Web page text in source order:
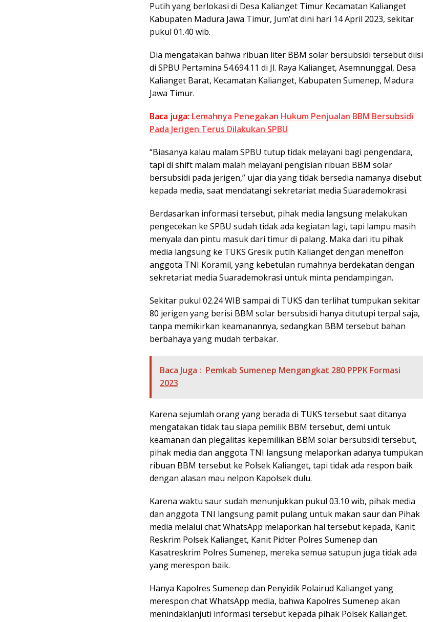
Putih yang berlokasi di Desa Kalianget Timur Kecamatan Kalianget
Kabupaten Madura Jawa Timur, Jum’at dini hari 14 April 2023, sekitar
pukul 01.40 wib.
Dia mengatakan bahwa ribuan liter BBM solar bersubsidi tersebut diisi
di SPBU Pertamina 54.694.11 di Jl. Raya Kalianget, Asemnunggal, Desa
Kalianget Barat, Kecamatan Kalianget, Kabupaten Sumenep, Madura
Jawa Timur.
Baca juga: Lemahnya Penegakan Hukum Penjualan BBM Bersubsidi
Pada Jerigen Terus Dilakukan SPBU
“Biasanya kalau malam SPBU tutup tidak melayani bagi pengendara,
tapi di shift malam malah melayani pengisian ribuan BBM solar
bersubsidi pada jerigen,” ujar dia yang tidak bersedia namanya disebut
kepada media, saat mendatangi sekretariat media Suarademokrasi.
Berdasarkan informasi tersebut, pihak media langsung melakukan
pengecekan ke SPBU sudah tidak ada kegiatan lagi, tapi lampu masih
menyala dan pintu masuk dari timur di palang. Maka dari itu pihak
media langsung ke TUKS Gresik putih Kalianget dengan menelfon
anggota TNI Koramil, yang kebetulan rumahnya berdekatan dengan
sekretariat media Suarademokrasi untuk minta pendampingan.
Sekitar pukul 02.24 WIB sampai di TUKS dan terlihat tumpukan sekitar
80 jerigen yang berisi BBM solar bersubsidi hanya ditutupi terpal saja,
tanpa memikirkan keamanannya, sedangkan BBM tersebut bahan
berbahaya yang mudah terbakar.
Baca Juga : Pemkab Sumenep Mengangkat 280 PPPK Formasi
2023
Karena sejumlah orang yang berada di TUKS tersebut saat ditanya
mengatakan tidak tau siapa pemilik BBM tersebut, demi untuk
keamanan dan plegalitas kepemilikan BBM solar bersubsidi tersebut,
pihak media dan anggota TNI langsung melaporkan adanya tumpukan
ribuan BBM tersebut ke Polsek Kalianget, tapi tidak ada respon baik
dengan alasan mau nelpon Kapolsek dulu.
Karena waktu saur sudah menunjukkan pukul 03.10 wib, pihak media
dan anggota TNI langsung pamit pulang untuk makan saur dan Pihak
media melalui chat WhatsApp melaporkan hal tersebut kepada, Kanit
Reskrim Polsek Kalianget, Kanit Pidter Polres Sumenep dan
Kasatreskrim Polres Sumenep, mereka semua satupun juga tidak ada
yang merespon baik.
Hanya Kapolres Sumenep dan Penyidik Polairud Kalianget yang
merespon chat WhatsApp media, bahwa Kapolres Sumenep akan
menindaklanjuti informasi tersebut kepada pihak Polsek Kalianget.